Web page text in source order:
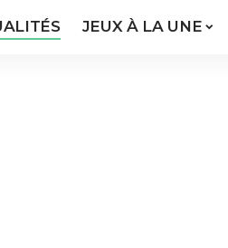
JEUX À LA UNE